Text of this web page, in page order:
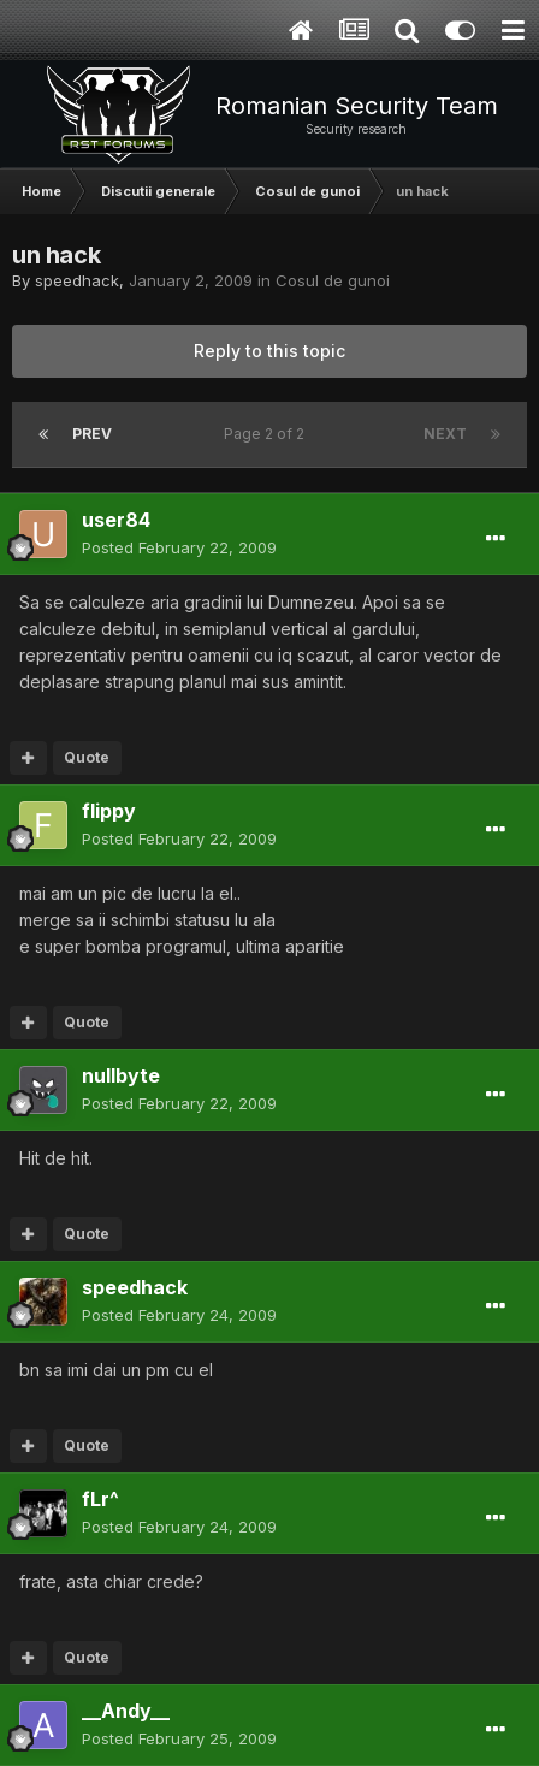
Romanian Security Team
Security research
Home Discutii generale Cosul de gunoi un hack
un hack
By speedhack, January 2, 2009 in Cosul de gunoi
Reply to this topic
PREV NEXT
Page 2 of 2
user84
Posted February 22, 2009
Sa se calculeze aria gradinii lui Dumnezeu. Apoi sa se
calculeze debitul, in semiplanul vertical al gardului,
reprezentativ pentru oamenii cu iq scazut, al caror vector de
deplasare strapung planul mai sus amintit.
Quote
flippy
Posted February 22, 2009
mai am un pic de lucru la el..
merge sa ii schimbi statusu lu ala
e super bomba programul, ultima aparitie
Quote
nullbyte
Posted February 22, 2009
Hit de hit.
Quote
speedhack
Posted February 24, 2009
bn sa imi dai un pm cu el
Quote
fLr^
Posted February 24, 2009
frate, asta chiar crede?
Quote
__Andy__
Posted February 25, 2009